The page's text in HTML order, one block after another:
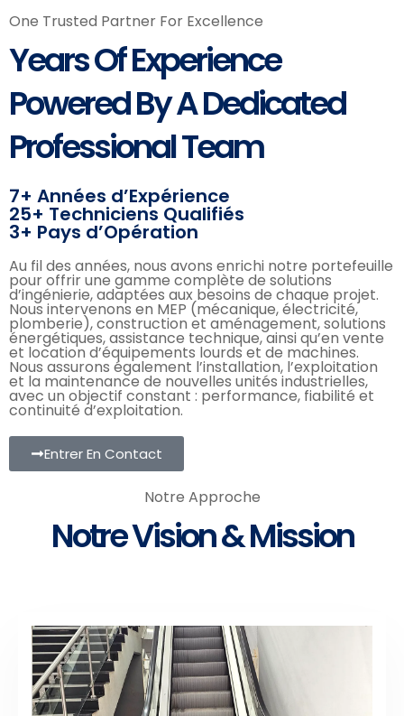
Services
One Trusted Partner For Excellence
Years Of Experience
Powered By A Dedicated
Professional Team
7+ Années d’Expérience
25+ Techniciens Qualifiés
3+ Pays d’Opération
Au fil des années, nous avons enrichi notre portefeuille
pour offrir une gamme complète de solutions
d’ingénierie, adaptées aux besoins de chaque projet.
Nous intervenons en MEP (mécanique, électricité,
plomberie), construction et aménagement, solutions
énergétiques, assistance technique, ainsi qu’en vente
et location d’équipements lourds et de machines.
Nous assurons également l’installation, l’exploitation
et la maintenance de nouvelles unités industrielles,
avec un objectif constant : performance, fiabilité et
continuité d’exploitation.
Entrer En Contact
Approche
Notre Approche
Notre Vision & Mission